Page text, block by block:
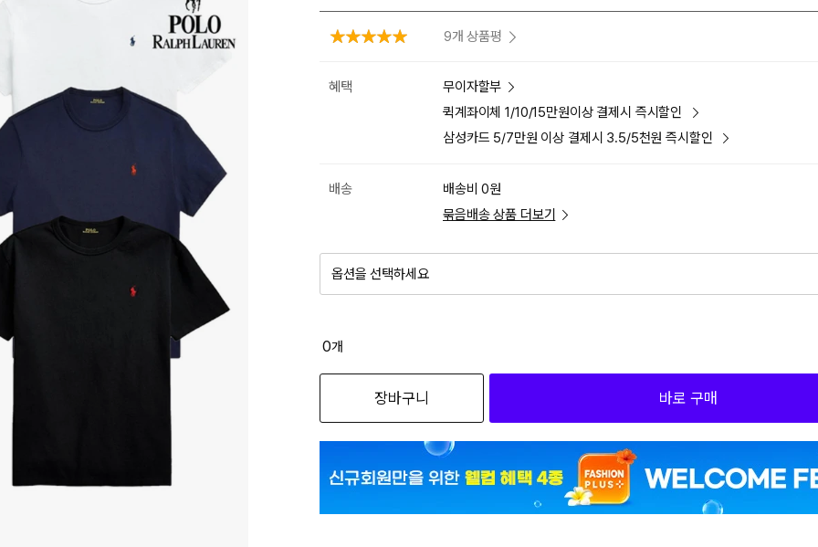
9개 상품평
혜택
무이자할부
퀵계좌이체 1/10/15만원이상 결제시 즉시할인
삼성카드 5/7만원 이상 결제시 3.5/5천원 즉시할인
배송
배송비 0원
묶음배송 상품 더보기
옵션을 선택하세요
0개
장바구니 바로 구매